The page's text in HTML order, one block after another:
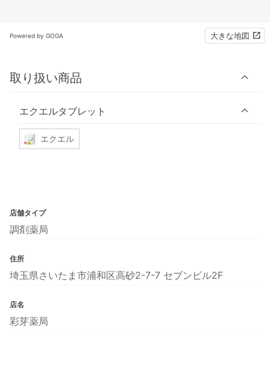
Powered by GOGA 大きな地図
取り扱い商品
エクエルタブレット
エクエル
店舗タイプ
調剤薬局
住所
埼玉県さいたま市浦和区高砂2-7-7 セブンビル2F
店名
彩芽薬局